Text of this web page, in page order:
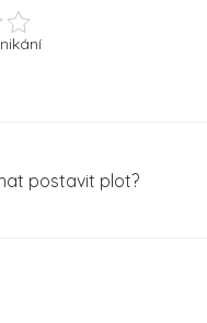
postavit plot?